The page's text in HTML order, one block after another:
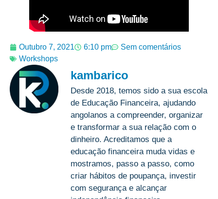
Outubro 7, 2021 6:10 pm
Sem comentários
Workshops
kambarico
Desde 2018, temos sido a sua escola
de Educação Financeira, ajudando
angolanos a compreender, organizar
e transformar a sua relação com o
dinheiro. Acreditamos que a
educação financeira muda vidas e
mostramos, passo a passo, como
criar hábitos de poupança, investir
com segurança e alcançar